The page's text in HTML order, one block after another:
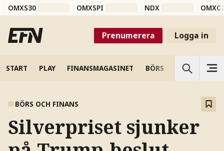
OMXS30 OMXSPI NDX
Prenumerera Logga in
START PLAY FINANSMAGASINET BÖRS VETENSKAP
BÖRS OCH FINANS
Silverpriset sjunker